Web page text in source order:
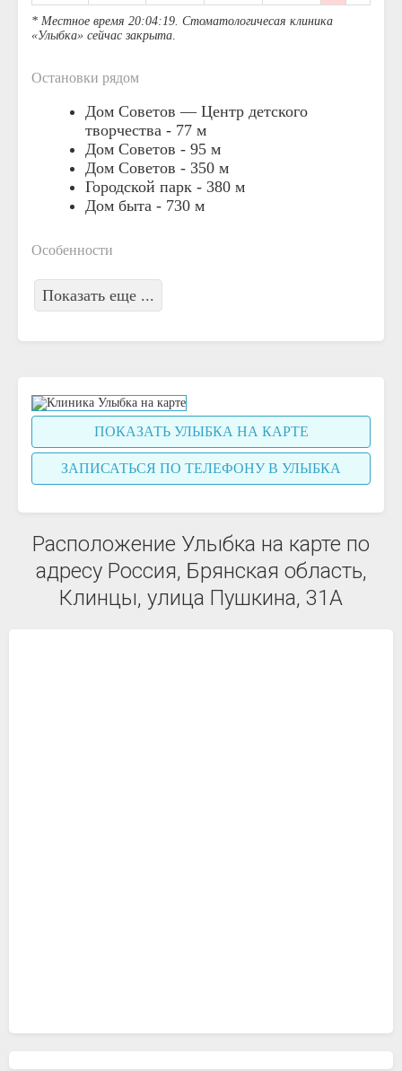
* Местное время 20:04:19. Стоматологичесая клиника
«Улыбка» сейчас закрыта.
Остановки рядом
Дом Советов — Центр детского
творчества - 77 м
Дом Советов - 95 м
Дом Советов - 350 м
Городской парк - 380 м
Дом быта - 730 м
Особенности
Показать еще ...
ПОКАЗАТЬ УЛЫБКА НА КАРТЕ
ЗАПИСАТЬСЯ ПО ТЕЛЕФОНУ В УЛЫБКА
Расположение Улыбка на карте по
адресу Россия, Брянская область,
Клинцы, улица Пушкина, 31А